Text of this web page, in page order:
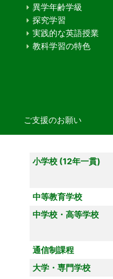
異学年齢学級
探究学習
実践的な英語授業
教科学習の特色
ご支援のお願い
小学校 (12年一貫)
中等教育学校
中学校・高等学校
通信制課程
大学・専門学校